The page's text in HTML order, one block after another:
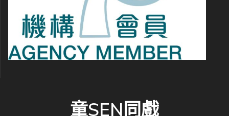
童SEN同戲